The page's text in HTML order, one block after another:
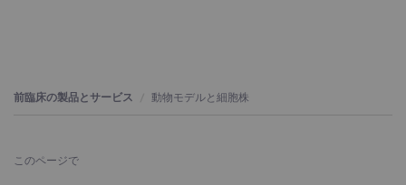
前臨床の製品とサービス 動物モデルと細胞株
このページで